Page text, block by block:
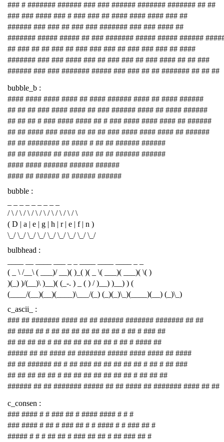
### # ####### ###### ### ### ###### ####### ####### ## ##
### ### #### ### # ### ### ## #### #### #### ### ##
###### ### ### ## ### ### ####### ### ### #### ##
####### ##### ##### ## ### ####### ##### ##### ######
## ### ## ## ### ## ### ### ### ## ### ### ### ## ####
####### ### ### #### ### ## ### ### ## ### #### ## ## ###
###### ### ### ####### ##### ### ### ## ## ####### ## ## ##
bubble_b :
#### #### #### #### ## #### ###### #### ## #### ######
## ## ## ### #### #### ## ### ###### #### ## #### ######
## ## ## # ### #### #### ## # ### #### #### #### ## ######
## ## #### ### #### ## ## ## ### #### #### #### ## ######
## ## ######## ## #### # ## ## ###### ######
## ## ###### ## #### ### ## ## ###### ######
#### #### ###### ###### ######
#### ## ###### ## ###### ######
bubble :
/ \ / \ / \ / \ / \ / \ / \ / \ / \
( D | a | e | g | h | r | e | f | n )
\_/ \_/ \_/ \_/ \_/ \_/ \_/ \_/ \_/
bulbhead :
( _ \ /__\ ( ___)/ __)( )_( )( _ \( ___)( ___)( \( )
)(_) )/(__)\ )__)( (_-. ) _ ( ) / )__) )__) ) (
(____/(__)(__)(____)\___/(_) (_)(_)\_)(____)(__) (_)\_)
c_ascii_ :
### ## ####### #### ## ## ###### ####### ####### ## ##
## #### ## # ## ## ## ## ## ## ## # ## # ### ##
## ## ## ## # ## ## ## ## ## ## # ## # #### ##
##### ## ## #### ## ####### ##### #### #### ## ####
## ## ###### ## # ## ### ## ## ## ## ## # ## # ## ###
## ## ## ## ## # ## ## ## ## ## ## ## # ## ## ##
###### ## ## ####### ##### ## ## #### ## ####### #### ## ##
c_consen :
### #### # # ### ## # #### #### # # #
### #### # ## # ### ## # # #### # # ### ## #
##### # # # ## ## # ### ## ## # ## ### ## #